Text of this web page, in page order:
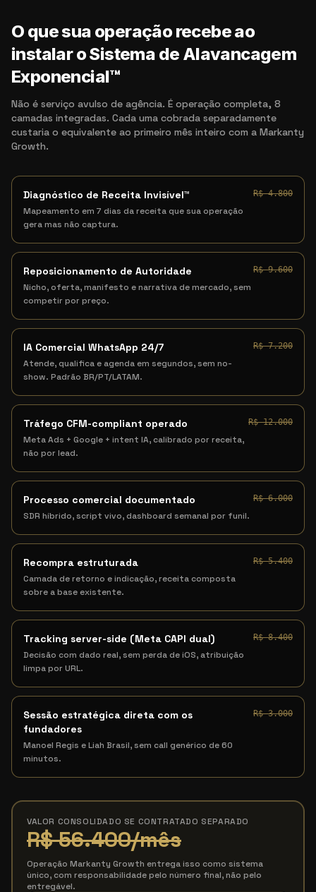
O que sua operação recebe ao
instalar o Sistema de Alavancagem
Exponencial™
Não é serviço avulso de agência. É operação completa, 8
camadas integradas. Cada uma cobrada separadamente
custaria o equivalente ao primeiro mês inteiro com a Markanty
Growth.
Diagnóstico de Receita Invisível™
Mapeamento em 7 dias da receita que sua operação
gera mas não captura.
R$ 4.800
Reposicionamento de Autoridade
Nicho, oferta, manifesto e narrativa de mercado, sem
competir por preço.
R$ 9.600
IA Comercial WhatsApp 24/7
Atende, qualifica e agenda em segundos, sem no-
show. Padrão BR/PT/LATAM.
R$ 7.200
Tráfego CFM-compliant operado
Meta Ads + Google + intent IA, calibrado por receita,
não por lead.
R$ 12.000
Processo comercial documentado
SDR híbrido, script vivo, dashboard semanal por funil.
R$ 6.000
Recompra estruturada
Camada de retorno e indicação, receita composta
sobre a base existente.
R$ 5.400
Tracking server-side (Meta CAPI dual)
Decisão com dado real, sem perda de iOS, atribuição
limpa por URL.
R$ 8.400
Sessão estratégica direta com os
fundadores
Manoel Regis e Liah Brasil, sem call genérico de 60
minutos.
R$ 3.000
VALOR CONSOLIDADO SE CONTRATADO SEPARADO
R$ 56.400/mês
Operação Markanty Growth entrega isso como sistema
único, com responsabilidade pelo número final, não pelo
entregável.